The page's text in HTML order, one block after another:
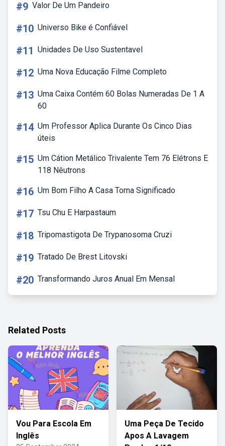
#9 Valor De Um Pandeiro
#10 Universo Bike é Confiável
#11 Unidades De Uso Sustentavel
#12 Uma Nova Educação Filme Completo
#13 Uma Caixa Contém 60 Bolas Numeradas De 1 A
60
#14 Um Professor Aplica Durante Os Cinco Dias
úteis
#15 Um Cátion Metálico Trivalente Tem 76 Elétrons E
118 Nêutrons
#16 Um Bom Filho A Casa Torna Significado
#17 Tsu Chu E Harpastaum
#18 Tripomastigota De Trypanosoma Cruzi
#19 Tratado De Brest Litovski
#20 Transformando Juros Anual Em Mensal
Related Posts
Vou Para Escola Em
Inglês
Uma Peça De Tecido
Apos A Lavagem